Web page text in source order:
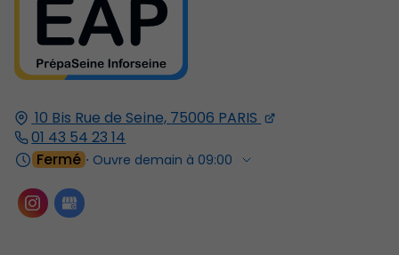
10 Bis Rue de Seine, 75006 PARIS
01 43 54 23 14
Fermé ⋅ Ouvre demain à 09:00